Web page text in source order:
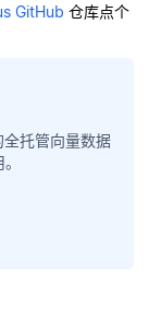
GitHub 仓库点个
托管向量数据